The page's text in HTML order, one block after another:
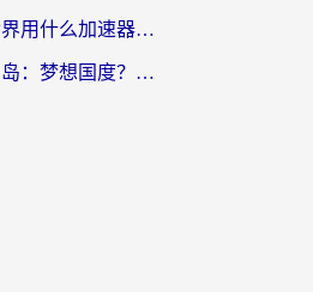
在欧洲玩战舰世界用什么加速器比较好用？老玩家亲测有效的低延迟方案
英国怎么玩奥比岛：梦想国度？海外党不卡攻略+加速器选择秘籍